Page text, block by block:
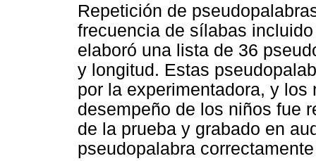
Repetición de
frecuencia de sílabas
elaboró una lista de 36
y longitud. Estas
por la experimentadora, y
desempeño de los niños fue
de la prueba y grabado en
pseudopalabra